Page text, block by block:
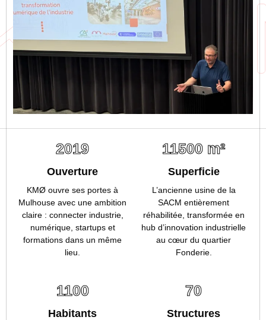
2019
Ouverture
KMØ ouvre ses portes à
Mulhouse avec une ambition
claire : connecter industrie,
numérique, startups et
formations dans un même
lieu.
11500 m²
Superficie
L’ancienne usine de la
SACM entièrement
réhabilitée, transformée en
hub d’innovation industrielle
au cœur du quartier
Fonderie.
1100
Habitants
70
Structures